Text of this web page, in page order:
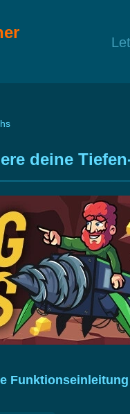
deine
Funktionseinleitung